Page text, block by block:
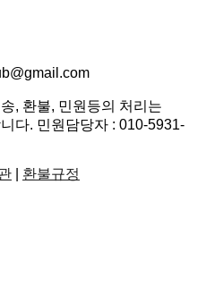
, 환불, 민원등의 처리는
다. 민원담당자 : 010-5931-
환불규정